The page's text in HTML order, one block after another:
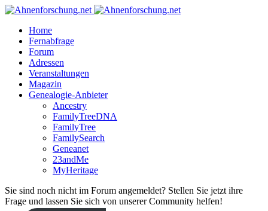
Home
Fernabfrage
Forum
Adressen
Veranstaltungen
Magazin
Genealogie-Anbieter
Ancestry
FamilyTreeDNA
FamilyTree
FamilySearch
Geneanet
23andMe
MyHeritage
Sie sind noch nicht im Forum angemeldet? Stellen Sie jetzt ihre
Frage und lassen Sie sich von unserer Community helfen!